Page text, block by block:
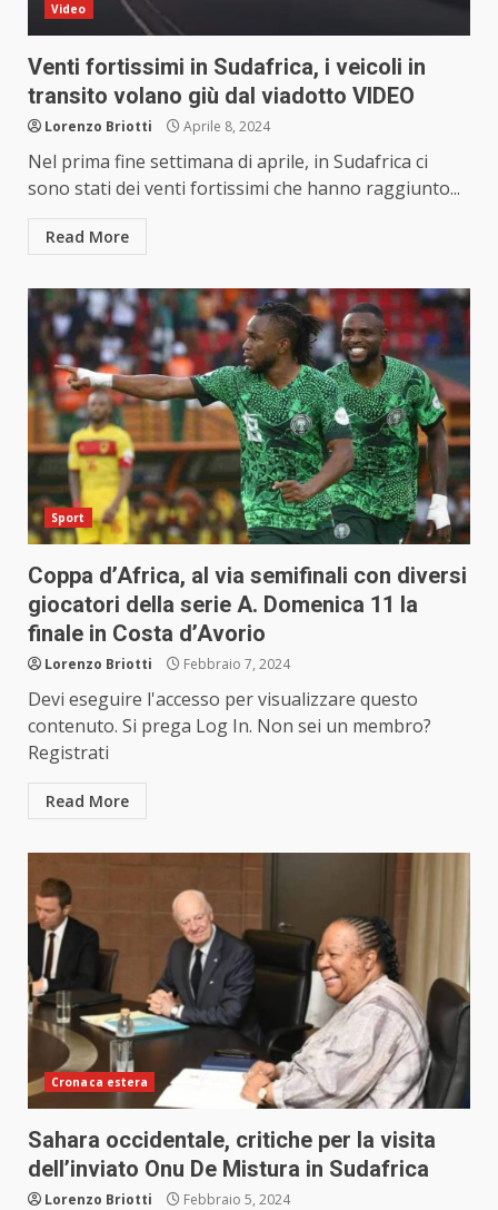
Video
Venti fortissimi in Sudafrica, i veicoli in
transito volano giù dal viadotto VIDEO
Lorenzo Briotti Aprile 8, 2024
Nel prima fine settimana di aprile, in Sudafrica ci
sono stati dei venti fortissimi che hanno raggiunto...
Read More
Sport
Coppa d’Africa, al via semifinali con diversi
giocatori della serie A. Domenica 11 la
finale in Costa d’Avorio
Lorenzo Briotti Febbraio 7, 2024
Devi eseguire l'accesso per visualizzare questo
contenuto. Si prega Log In. Non sei un membro?
Registrati
Read More
Cronaca estera
Sahara occidentale, critiche per la visita
dell’inviato Onu De Mistura in Sudafrica
Lorenzo Briotti Febbraio 5, 2024